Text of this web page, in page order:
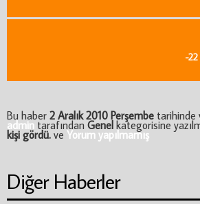
-22
Bu haber 2 Aralık 2010 Perşembe tarihinde
admin tarafından Genel kategorisine
kişi gördü. ve Yorum yapılmamış
Diğer Haberler